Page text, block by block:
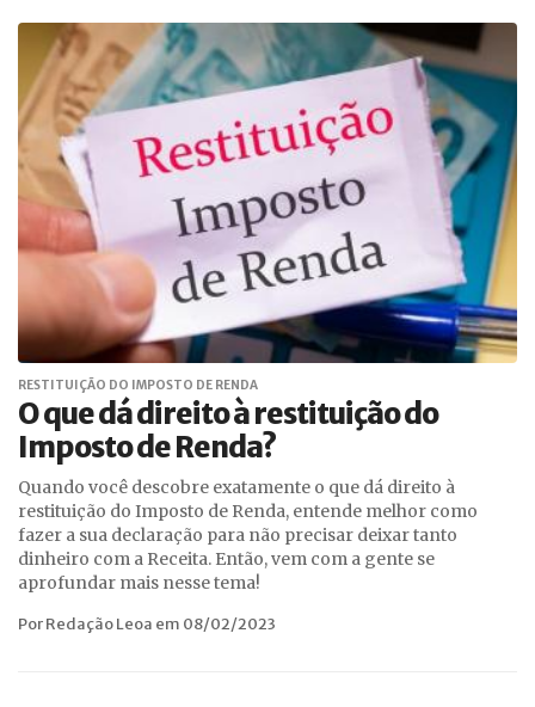
RESTITUIÇÃO DO IMPOSTO DE RENDA
O que dá direito à restituição do
Imposto de Renda?
Quando você descobre exatamente o que dá direito à
restituição do Imposto de Renda, entende melhor como
fazer a sua declaração para não precisar deixar tanto
dinheiro com a Receita. Então, vem com a gente se
aprofundar mais nesse tema!
Por Redação Leoa em 08/02/2023